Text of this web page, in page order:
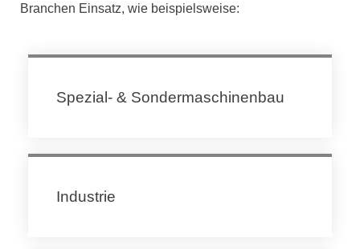
Branchen Einsatz, wie beispielsweise:
Spezial- & Sondermaschinenbau
Industrie